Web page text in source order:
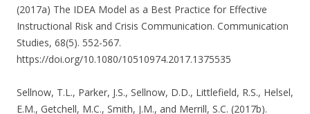
(2017a) The IDEA Model as a Best Practice for Effective
Instructional Risk and Crisis Communication. Communication
Studies, 68(5). 552-567.
https://doi.org/10.1080/10510974.2017.1375535
Sellnow, T.L., Parker, J.S., Sellnow, D.D., Littlefield, R.S., Helsel,
E.M., Getchell, M.C., Smith, J.M., and Merrill, S.C. (2017b).